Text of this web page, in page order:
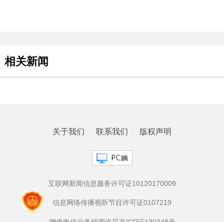
相关新闻
关于我们 联系我们 版权声明
互联网新闻信息服务许可证10120170009
信息网络传播视听节目许可证0107219